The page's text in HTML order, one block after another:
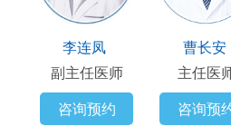
顾连友
副主任医师
咨询预约